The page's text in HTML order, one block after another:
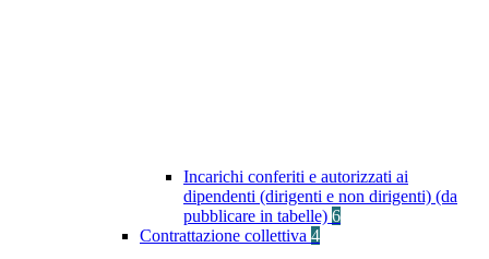
Incarichi conferiti e autorizzati ai
dipendenti (dirigenti e non dirigenti) (da
pubblicare in tabelle) 6
Contrattazione collettiva 4